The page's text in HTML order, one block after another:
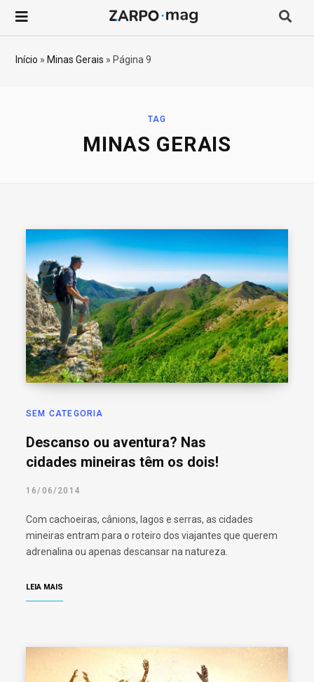
Início » Minas Gerais » Página 9
TAG
MINAS GERAIS
SEM CATEGORIA
Descanso ou aventura? Nas
cidades mineiras têm os dois!
16/06/2014
Com cachoeiras, cânions, lagos e serras, as cidades
mineiras entram para o roteiro dos viajantes que querem
adrenalina ou apenas descansar na natureza.
LEIA MAIS